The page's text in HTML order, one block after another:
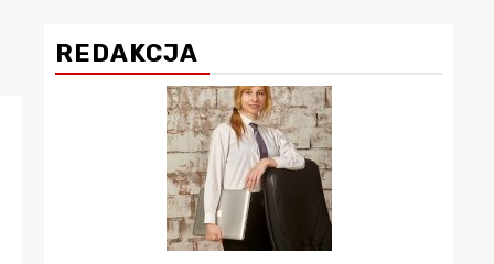
REDAKCJA